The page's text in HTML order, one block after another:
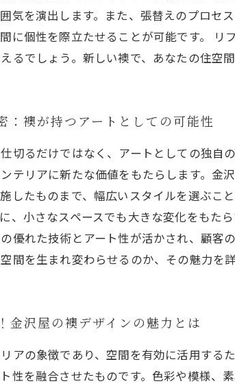
気を演出します。また、張替えのプロセ
に個性を際立たせることが可能です。
るでしょう。新しい襖で、あなたの住空
：襖が持つアートとしての可能性
切るだけではなく、アートとしての独自
テリアに新たな価値をもたらします。金
したものまで、幅広いスタイルを選ぶこ
、小さなスペースでも大きな変化をもた
優れた技術とアート性が活かされ、顧
間を生まれ変わらせるのか、その魅力を
金沢屋の襖デザインの魅力とは
アの象徴であり、空間を有効に活用する
性を融合させたものです。色彩や模様